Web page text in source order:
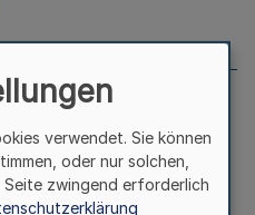
204 vom
verwendet. Sie können
oder nur solchen,
zwingend erforderlich